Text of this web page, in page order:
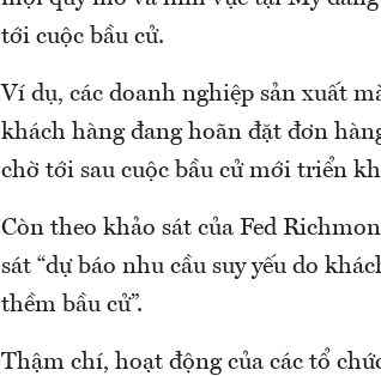
tới cuộc bầu cử.
Ví dụ, các doanh nghiệp sản xuất
khách hàng đang hoãn đặt đơn
chờ tới sau cuộc bầu cử mới triển
Còn theo khảo sát của Fed
sát “dự báo nhu cầu suy yếu do
thềm bầu cử”.
Thậm chí, hoạt động của các tổ